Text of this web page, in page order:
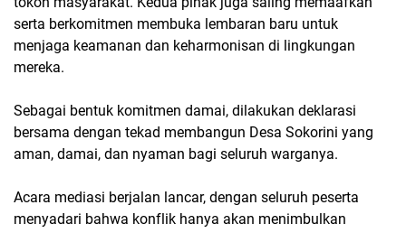
serta berkomitmen membuka lembaran baru untuk
menjaga keamanan dan keharmonisan di lingkungan
mereka.
Sebagai bentuk komitmen damai, dilakukan deklarasi
bersama dengan tekad membangun Desa Sokorini yang
aman, damai, dan nyaman bagi seluruh warganya.
Acara mediasi berjalan lancar, dengan seluruh peserta
menyadari bahwa konflik hanya akan menimbulkan